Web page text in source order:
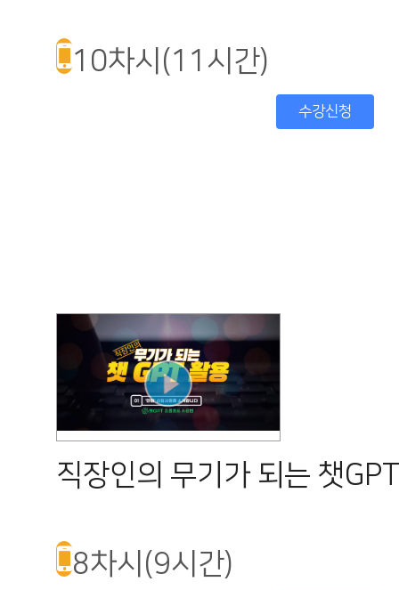
10차시(11시간)
수강신청
직장인의 무기가 되는 챗
8차시(9시간)